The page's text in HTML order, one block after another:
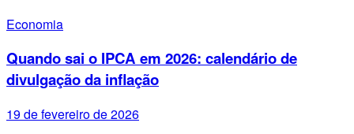
Economia
Quando sai o IPCA em 2026: calendário de
divulgação da inflação
19 de fevereiro de 2026